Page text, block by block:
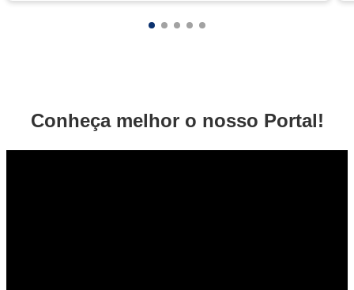
Conheça melhor o nosso Portal!